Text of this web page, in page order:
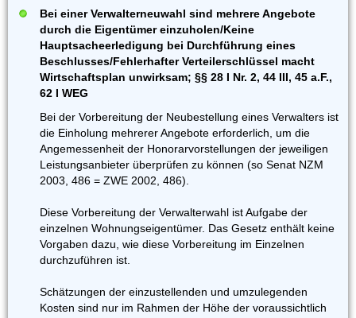
Bei einer Verwalterneuwahl sind mehrere Angebote
durch die Eigentümer einzuholen/Keine
Hauptsacheerledigung bei Durchführung eines
Beschlusses/Fehlerhafter Verteilerschlüssel macht
Wirtschaftsplan unwirksam; §§ 28 I Nr. 2, 44 III, 45 a.F.,
62 I WEG
Bei der Vorbereitung der Neubestellung eines Verwalters ist
die Einholung mehrerer Angebote erforderlich, um die
Angemessenheit der Honorarvorstellungen der jeweiligen
Leistungsanbieter überprüfen zu können (so Senat NZM
2003, 486 = ZWE 2002, 486).
Diese Vorbereitung der Verwalterwahl ist Aufgabe der
einzelnen Wohnungseigentümer. Das Gesetz enthält keine
Vorgaben dazu, wie diese Vorbereitung im Einzelnen
durchzuführen ist.
Schätzungen der einzustellenden und umzulegenden
Kosten sind nur im Rahmen der Höhe der voraussichtlich